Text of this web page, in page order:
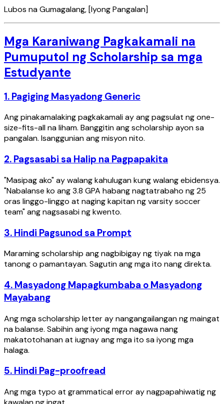
Lubos na Gumagalang, [Iyong Pangalan]
Mga Karaniwang Pagkakamali na
Pumuputol ng Scholarship sa mga
Estudyante
1. Pagiging Masyadong Generic
Ang pinakamalaking pagkakamali ay ang pagsulat ng one-
size-fits-all na liham. Banggitin ang scholarship ayon sa
pangalan. Isanggunian ang misyon nito.
2. Pagsasabi sa Halip na Pagpapakita
"Masipag ako" ay walang kahulugan kung walang ebidensya.
"Nabalanse ko ang 3.8 GPA habang nagtatrabaho ng 25
oras linggo-linggo at naging kapitan ng varsity soccer
team" ang nagsasabi ng kwento.
3. Hindi Pagsunod sa Prompt
Maraming scholarship ang nagbibigay ng tiyak na mga
tanong o pamantayan. Sagutin ang mga ito nang direkta.
4. Masyadong Mapagkumbaba o Masyadong
Mayabang
Ang mga scholarship letter ay nangangailangan ng maingat
na balanse. Sabihin ang iyong mga nagawa nang
makatotohanan at iugnay ang mga ito sa iyong mga
halaga.
5. Hindi Pag-proofread
Ang mga typo at grammatical error ay nagpapahiwatig ng